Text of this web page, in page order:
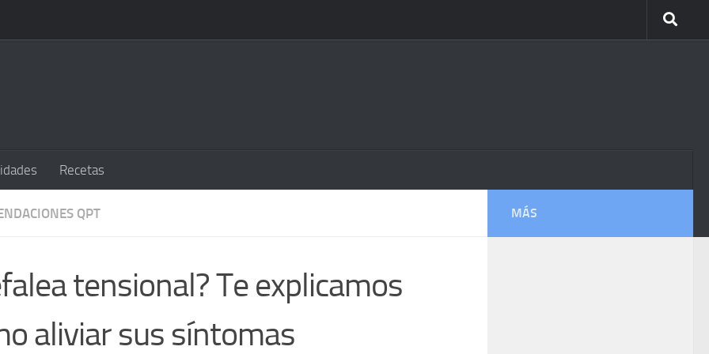
Recetas
QPT
tensional? Te explicamos
aliviar sus síntomas
MÁS